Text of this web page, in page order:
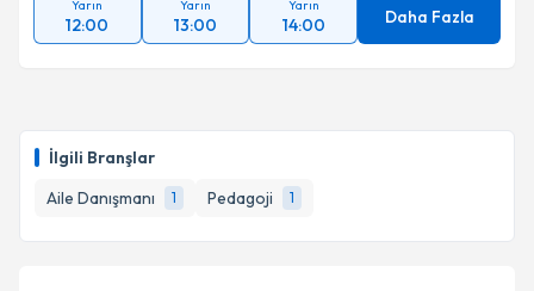
İlgili Branşlar
Aile Danışmanı
1 Pedagoji 1
Yarın
12:00
Yarın
13:00
Yarın
14:00 Daha Fazla